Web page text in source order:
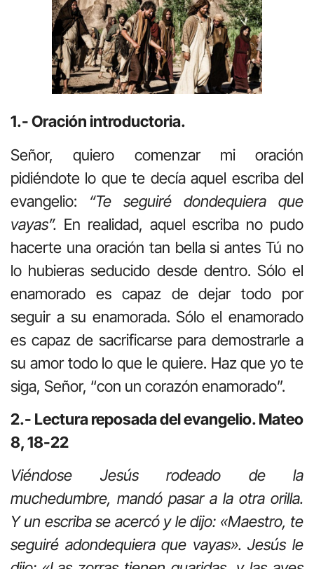
1.- Oración introductoria.
Señor, quiero comenzar mi oración
pidiéndote lo que te decía aquel escriba del
evangelio: “Te seguiré dondequiera que
vayas”. En realidad, aquel escriba no pudo
hacerte una oración tan bella si antes Tú no
lo hubieras seducido desde dentro. Sólo el
enamorado es capaz de dejar todo por
seguir a su enamorada. Sólo el enamorado
es capaz de sacrificarse para demostrarle a
su amor todo lo que le quiere. Haz que yo te
siga, Señor, “con un corazón enamorado”.
2.- Lectura reposada del evangelio. Mateo
8, 18-22
Viéndose Jesús rodeado de la
muchedumbre, mandó pasar a la otra orilla.
Y un escriba se acercó y le dijo: «Maestro, te
seguiré adondequiera que vayas». Jesús le